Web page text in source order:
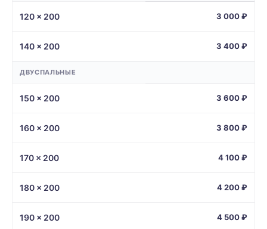
120 × 200 3 000 ₽
140 × 200 3 400 ₽
ДВУСПАЛЬНЫЕ
150 × 200 3 600 ₽
160 × 200 3 800 ₽
170 × 200 4 100 ₽
180 × 200 4 200 ₽
190 × 200 4 500 ₽